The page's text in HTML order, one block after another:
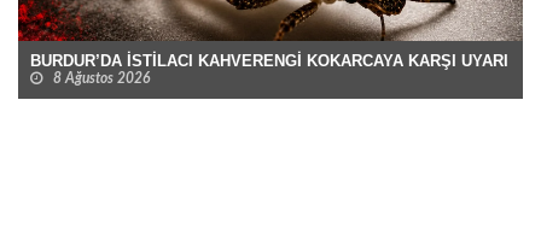
BURDUR’DA İSTİLACI KAHVERENGİ KOKARCAYA KARŞI UYARI
8 Ağustos 2026